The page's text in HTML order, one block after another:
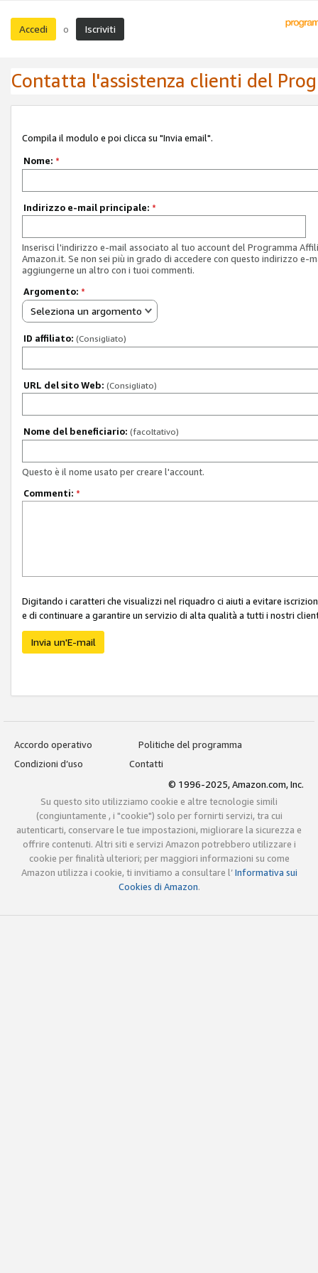
Accedi o Iscriviti
Contatta l'assistenza clienti del
Compila il modulo e poi clicca su "Invia email".
Nome: *
Indirizzo e-mail principale: *
Inserisci l'indirizzo e-mail associato al tuo account del Programma
Amazon.it. Se non sei più in grado di accedere con questo indirizzo e-
aggiungerne un altro con i tuoi commenti.
Argomento: *
Seleziona un argomento
ID affiliato: (Consigliato)
URL del sito Web: (Consigliato)
Nome del beneficiario: (facoltativo)
Questo è il nome usato per creare l'account.
Commenti: *
Digitando i caratteri che visualizzi nel riquadro ci aiuti a evitare
e di continuare a garantire un servizio di alta qualità a tutti i nostri
Invia un'E-mail
Accordo operativo
Politiche del programma
Condizioni d’uso
Contatti
© 1996-2025, Amazon.com, Inc.
Su questo sito utilizziamo cookie e altre tecnologie simili
(congiuntamente , i "cookie") solo per fornirti servizi, tra cui
autenticarti, conservare le tue impostazioni, migliorare la sicurezza e
offrire contenuti. Altri siti e servizi Amazon potrebbero utilizzare i
cookie per finalità ulteriori; per maggiori informazioni su come
Amazon utilizza i cookie, ti invitiamo a consultare l’Informativa sui
Cookies di Amazon.